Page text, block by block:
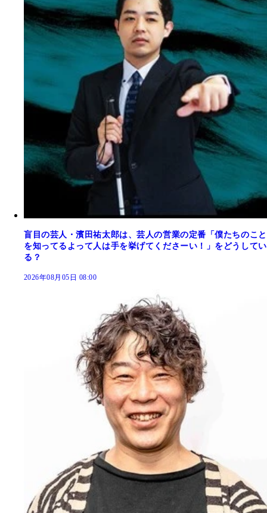
盲目の芸人・濱田祐太郎は、芸人の営業の定番「僕たちのこと
を知ってるよって人は手を挙げてくださーい！」をどうしてい
る？
2026年08月05日 08:00